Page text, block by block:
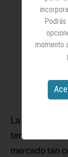
La estrategia
tensión que
mercado tan
momento